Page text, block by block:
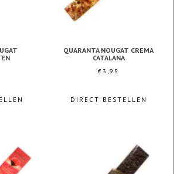
QUARANTA NOUGAT CREMA
CATALANA
€3,95
DIRECT BESTELLEN